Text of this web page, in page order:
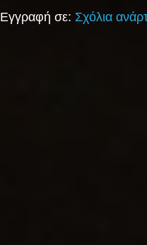
Εγγραφή σε: Σχόλια